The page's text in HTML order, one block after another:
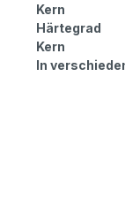
Kern
Härtegrad
Kern
In